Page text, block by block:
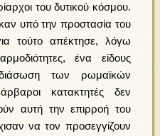
του δυτικού κόσμου.
υπό την προστασία του
τούτο απέκτησε, λόγω
ένα είδους
των ρωμαϊκών
κατακτητές δεν
αυτή την επιρροή του
να τον προσεγγίζουν